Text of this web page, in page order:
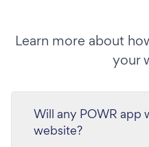
Learn more about
your
Will any POWR app
website?